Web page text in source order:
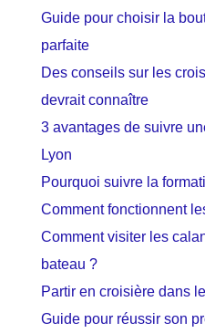
Guide pour choisir la
parfaite
Des conseils sur les
devrait connaître
3 avantages de suivre
Lyon
Pourquoi suivre la
Comment fonctionnent
Comment visiter les
bateau ?
Partir en croisière dans
Guide pour réussir son